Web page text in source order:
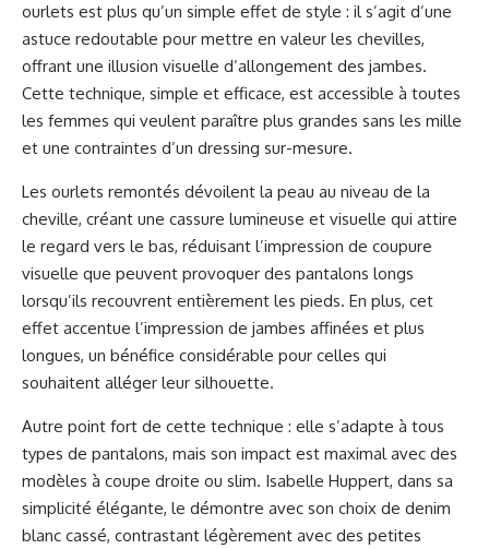
ourlets est plus qu’un simple effet de style : il s’agit d’une
astuce redoutable pour mettre en valeur les chevilles,
offrant une illusion visuelle d’allongement des jambes.
Cette technique, simple et efficace, est accessible à toutes
les femmes qui veulent paraître plus grandes sans les mille
et une contraintes d’un dressing sur-mesure.
Les ourlets remontés dévoilent la peau au niveau de la
cheville, créant une cassure lumineuse et visuelle qui attire
le regard vers le bas, réduisant l’impression de coupure
visuelle que peuvent provoquer des pantalons longs
lorsqu’ils recouvrent entièrement les pieds. En plus, cet
effet accentue l’impression de jambes affinées et plus
longues, un bénéfice considérable pour celles qui
souhaitent alléger leur silhouette.
Autre point fort de cette technique : elle s’adapte à tous
types de pantalons, mais son impact est maximal avec des
modèles à coupe droite ou slim. Isabelle Huppert, dans sa
simplicité élégante, le démontre avec son choix de denim
blanc cassé, contrastant légèrement avec des petites